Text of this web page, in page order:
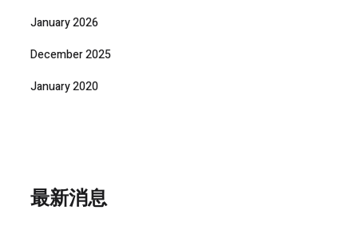
January 2026
December 2025
January 2020
最新消息